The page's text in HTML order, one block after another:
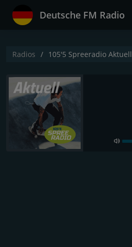
Deutsche FM Radio
Radios 105'5 Spreeradio Aktuell